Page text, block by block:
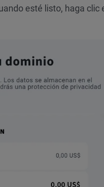
esté listo, haga clic